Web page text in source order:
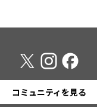
コミュニティを見る